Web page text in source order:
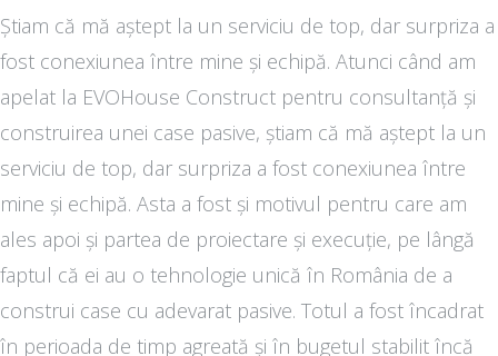
Știam că mă aștept la un serviciu de top, dar surpriza a
fost conexiunea între mine și echipă. Atunci când am
apelat la EVOHouse Construct pentru consultanță și
construirea unei case pasive, știam că mă aștept la un
serviciu de top, dar surpriza a fost conexiunea între
mine și echipă. Asta a fost și motivul pentru care am
ales apoi și partea de proiectare și execuție, pe lângă
faptul că ei au o tehnologie unică în România de a
construi case cu adevarat pasive. Totul a fost încadrat
în perioada de timp agreată și în bugetul stabilit încă